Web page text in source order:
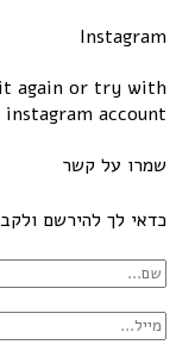
Instagram
it again or try with
account.
שמרו על קשר
כדאי לך להירשם